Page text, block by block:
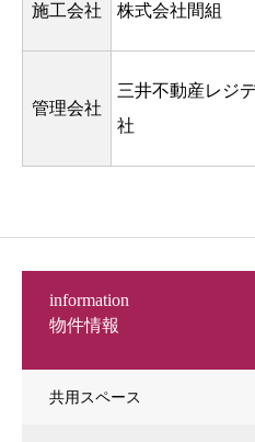
施工会社 株式会社間組
管理会社
三井不動産レジ
社
物件情報
information
共用スペース